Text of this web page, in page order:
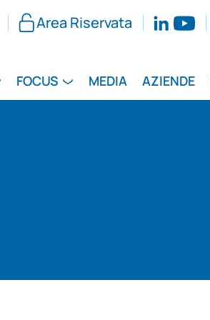
Area Riservata
FOCUS MEDIA AZIENDE